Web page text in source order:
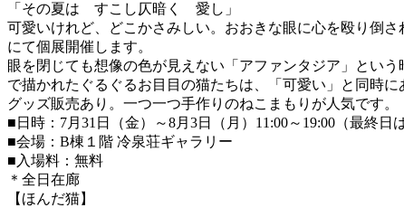
「その夏は すこし仄暗く 愛し」
可愛いけれど、どこかさみしい。おおきな眼に心を殴り倒
にて個展開催します。
眼を閉じても想像の色が見えない「アファンタジア」とい
で描かれたぐるぐるお目目の猫たちは、「可愛い」と同時
グッズ販売あり。一つ一つ手作りのねこまもりが人気です。
■日時：7月31日（金）～8月3日（月）11:00～19:00（最終日は
■会場：B棟１階 冷泉荘ギャラリー
■入場料：無料
＊全日在廊
【ほんだ猫】